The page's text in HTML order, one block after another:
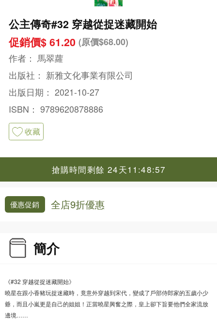
公主傳奇#32 穿越從捉迷藏開始
促銷價$ 61.20 (原價$68.00)
作者： 馬翠蘿
出版社： 新雅文化事業有限公司
出版日期： 2021-10-27
ISBN： 9789620878886
收藏
搶購時間剩餘 24天11:48:56
優惠促銷 全店9折優惠
簡介
《#32 穿越從捉迷藏開始》
曉星在跟小香豬玩捉迷藏時，竟意外穿越到宋代，變成了戶部侍郎家的五歲小少
爺，而且小嵐更是自己的姐姐！正當曉星興奮之際，皇上卻下旨要他們全家流放
邊境……